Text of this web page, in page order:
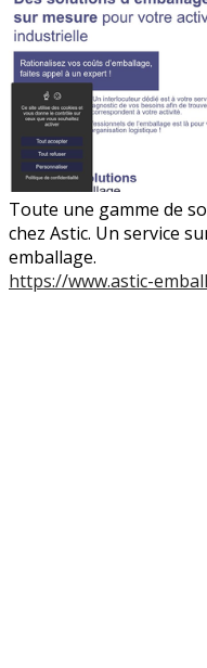
Toute une gamme de
chez Astic. Un service
emballage.
https://www.astic-